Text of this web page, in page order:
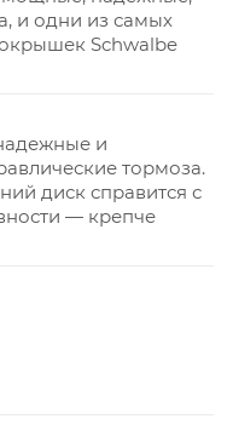
и одни из самых
Schwalbe
и
тормоза.
диск справится с
— крепче